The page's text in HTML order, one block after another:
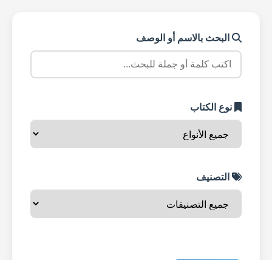
البحث بالاسم أو الوصف
نوع الكتاب
التصنيف